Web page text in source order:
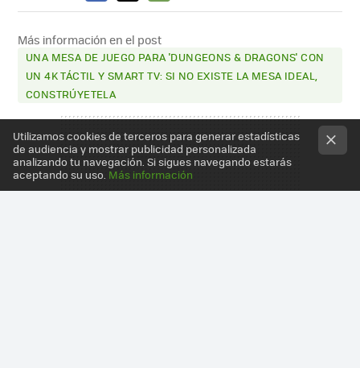
FACEBOOK
X
E-
MAIL
Más información en el post
UNA MESA DE JUEGO PARA 'DUNGEONS & DRAGONS' CON
UN 4K TÁCTIL Y SMART TV: SI NO EXISTE LA MESA IDEAL,
CONSTRÚYETELA
Utilizamos cookies de terceros para generar estadísticas
de audiencia y mostrar publicidad personalizada
analizando tu navegación. Si sigues navegando estarás
aceptando su uso. Más información